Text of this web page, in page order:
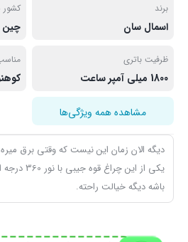
برند
اسمال سان
کشور
چین
ظرفیت باتری
1800 میلی آمپر ساعت
مشاهده همه ویژگی‌ها
دیگه الان زمان این نیست که وقتی برق
یکی از این
باشه دیگه خیالت راحته.